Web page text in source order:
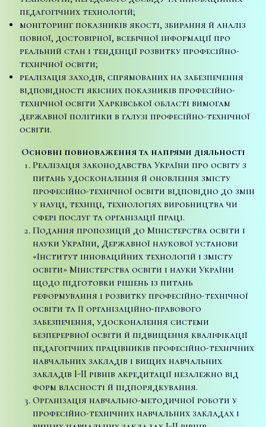
педагогічних технологій;
моніторинг показників якості, збирання й аналіз
повної, достовірної, всебічної інформації про
реальний стан і тенденції розвитку професійно-
технічної освіти;
реалізація заходів, спрямованих на забезпечення
відповідності якісних показників професійно-
технічної освіти Харківської області вимогам
державної політики в галузі професійно-технічної
освіти.
Основні повноваження та напрями діяльності
Реалізація законодавства України про освіту з
питань удосконалення й оновлення змісту
професійно-технічної освіти відповідно до змін
у науці, техніці, технологіях виробництва чи
сфері послуг та організації праці.
Подання пропозицій до Міністерства освіти і
науки України, Державної наукової установи
«Інститут інноваційних технологій і змісту
освіти» Міністерства освіти і науки України
щодо підготовки рішень із питань
реформування і розвитку професійно-технічної
освіти та її організаційно-правового
забезпечення, удосконалення системи
безперервної освіти й підвищення кваліфікації
педагогічних працівників професійно-технічних
навчальних закладів і вищих навчальних
закладів I-II рівнів акредитації незалежно від
форм власності й підпорядкування.
Організація навчально-методичної роботи у
професійно-технічних навчальних закладах і